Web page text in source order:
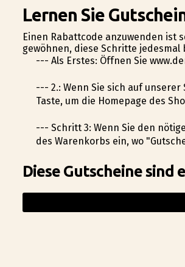
Lernen Sie
Einen Rabattcode anzuwenden ist
gewöhnen, diese Schritte
--- Als Erstes: Öffnen Sie
--- 2.: Wenn Sie sich auf
Taste, um die Homepage des
--- Schritt 3: Wenn Sie den
des Warenkorbs ein, wo
Diese Gutscheine sind